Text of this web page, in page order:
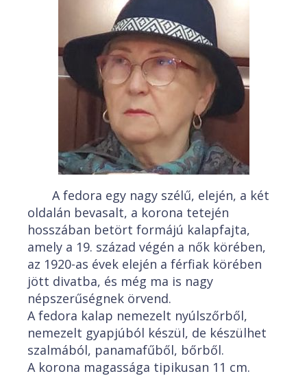
A fedora egy nagy szélű, elején, a két
oldalán bevasalt, a korona tetején
hosszában betört formájú kalapfajta,
amely a 19. század végén a nők körében,
az 1920-as évek elején a férfiak körében
jött divatba, és még ma is nagy
népszerűségnek örvend.
A fedora kalap nemezelt nyúlszőrből,
nemezelt gyapjúból készül, de készülhet
szalmából, panamafűből, bőrből.
A korona magassága tipikusan 11 cm.